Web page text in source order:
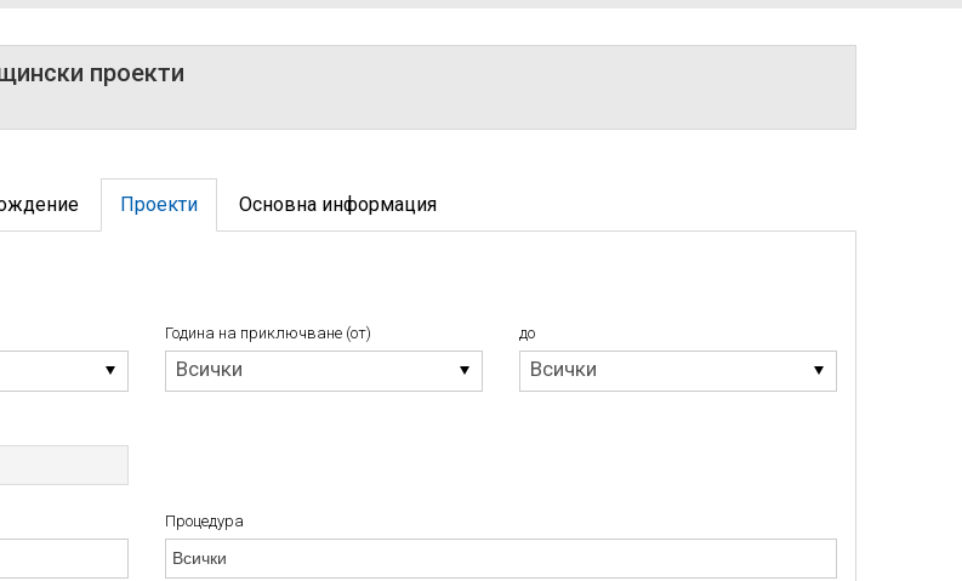
проекти
Проекти Основна информация
Година на приключване (от)
Всички
Година
до
Всички
до
Процедура
Процедура